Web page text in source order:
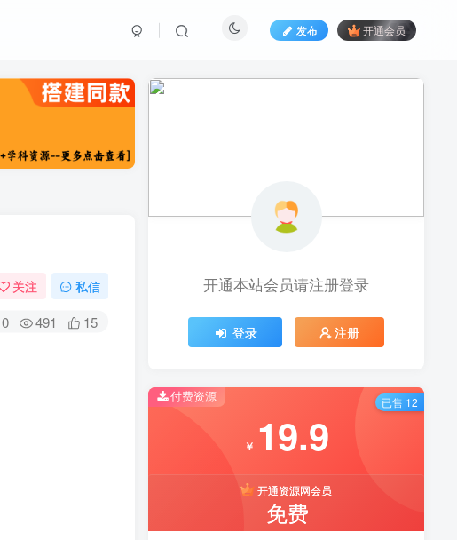
发布 开通会员
关注 私信
0 491 15
开通本站会员请注册登录
登录 注册
付费资源
￥ 19.9
开通资源网会员
免费
已售 12